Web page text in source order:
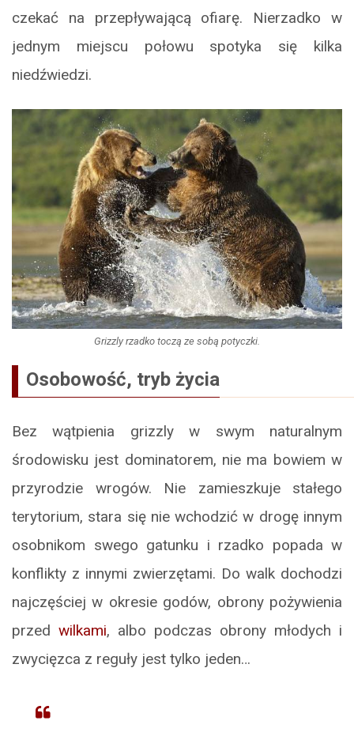
czekać na przepływającą ofiarę. Nierzadko w
jednym miejscu połowu spotyka się kilka
niedźwiedzi.
Grizzly rzadko toczą ze sobą potyczki.
Osobowość, tryb życia
Bez wątpienia grizzly w swym naturalnym
środowisku jest dominatorem, nie ma bowiem w
przyrodzie wrogów. Nie zamieszkuje stałego
terytorium, stara się nie wchodzić w drogę innym
osobnikom swego gatunku i rzadko popada w
konflikty z innymi zwierzętami. Do walk dochodzi
najczęściej w okresie godów, obrony pożywienia
przed wilkami, albo podczas obrony młodych i
zwycięzca z reguły jest tylko jeden…